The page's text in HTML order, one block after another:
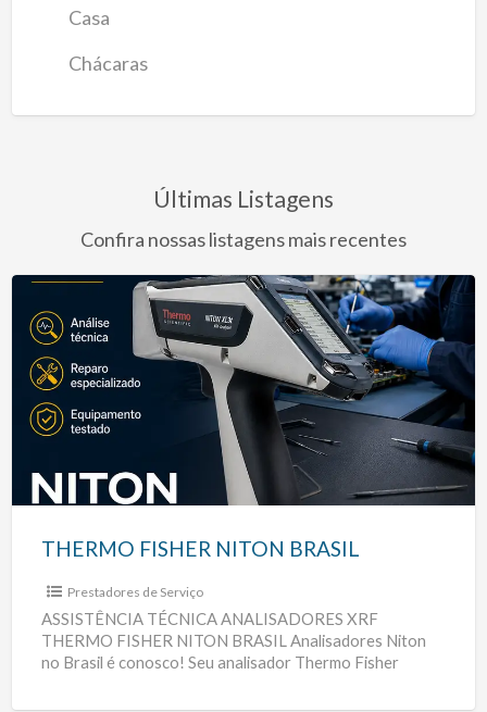
Casa
Chácaras
Últimas Listagens
Confira nossas listagens mais recentes
THERMO
FISHER
NITON
BRASIL
THERMO FISHER NITON BRASIL
Prestadores de Serviço
ASSISTÊNCIA TÉCNICA ANALISADORES XRF
THERMO FISHER NITON BRASIL Analisadores Niton
no Brasil é conosco! Seu analisador Thermo Fisher